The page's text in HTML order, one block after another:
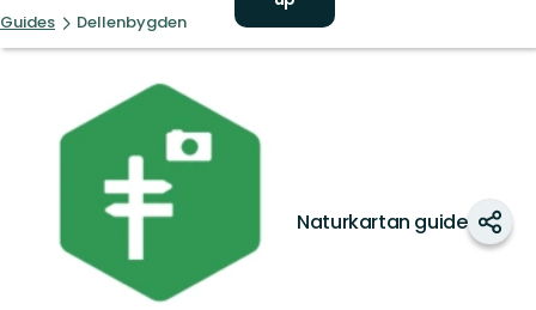
Guides Dellenbygden
Naturkartan guide